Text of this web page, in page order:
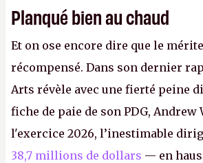
Planqué bien au chaud
Et on ose encore dire que le
récompensé. Dans son dernier
Arts révèle avec une fierté peine
fiche de paie de son PDG, Andrew
l'exercice 2026, l’inestimable
38,7 millions de dollars — en